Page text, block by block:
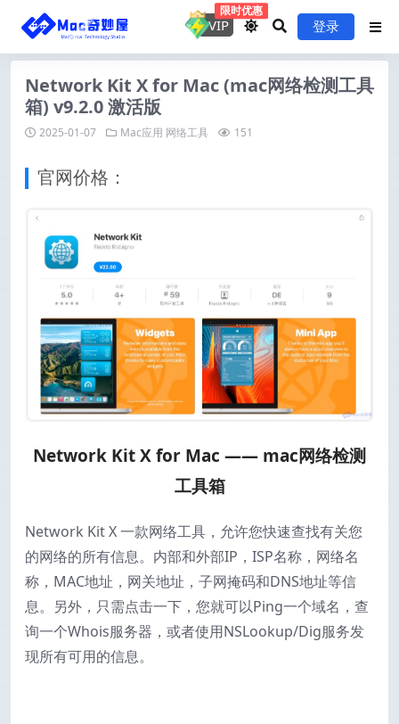
VIP
限时优惠
登录
Network Kit X for Mac (mac网络检测工具
箱) v9.2.0 激活版
2025-01-07 Mac应用 网络工具 151
官网价格：
Network Kit X for Mac —— mac网络检测
工具箱
Network Kit X 一款网络工具，允许您快速查找有关您
的网络的所有信息。内部和外部IP，ISP名称，网络名
称，MAC地址，网关地址，子网掩码和DNS地址等信
息。另外，只需点击一下，您就可以Ping一个域名，查
询一个Whois服务器，或者使用NSLookup/Dig服务发
现所有可用的信息。